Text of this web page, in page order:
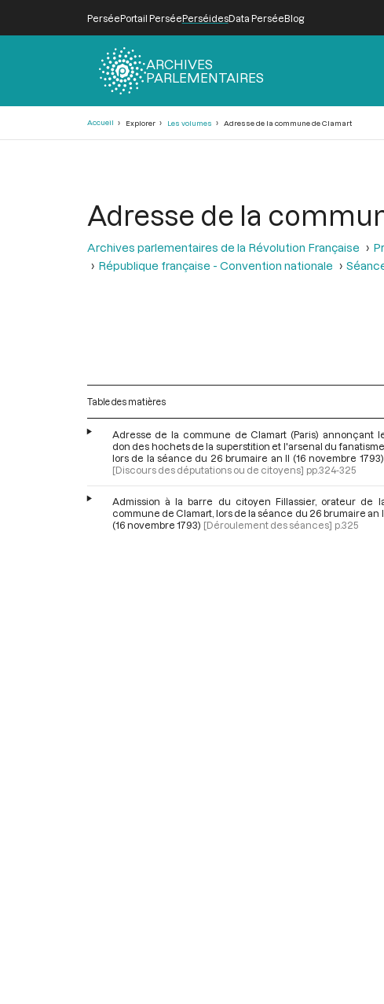
PerséePortail PerséePerséidesData PerséeBlog
ARCHIVES
PARLEMENTAIRES
Accueil Explorer Les volumes Adresse de la commune de Clamart
Adresse de la
Archives parlementaires de la Révolution Française
République française - Convention nationale
Table des matières
Adresse de la commune de Clamart (Paris) annonçant
don des hochets de la superstition et l'arsenal du fanatisme,
lors de la séance du 26 brumaire an II (16 novembre 1793)
[Discours des députations ou de citoyens] pp.324-325
Admission à la barre du citoyen Fillassier, orateur de
commune de Clamart, lors de la séance du 26 brumaire an
(16 novembre 1793) [Déroulement des séances] p.325